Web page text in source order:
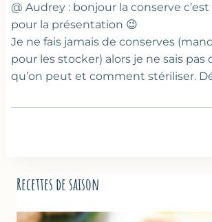
@ Audrey : bonjour la conserve
pour la présentation 😉
Je ne fais jamais de conserves
pour les stocker) alors je ne sais pas
qu’on peut et comment stériliser.
Recettes de saison